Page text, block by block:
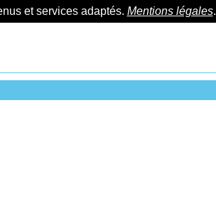
et services adaptés. Mentions légales.